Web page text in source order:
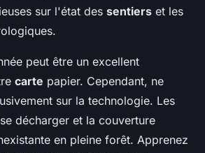
sur l'état des sentiers et les
peut être un excellent
carte papier. Cependant, ne
sur la technologie. Les
décharger et la couverture
en pleine forêt. Apprenez